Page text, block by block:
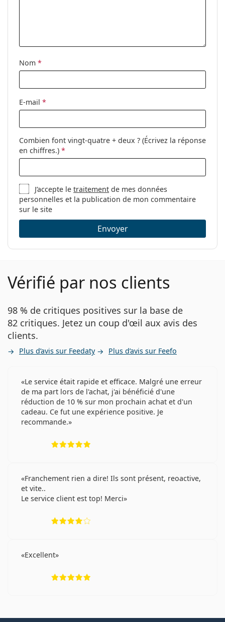
nettoyage:
Oui
Catégorie:
Lunettes de vue
Marque:
Tom Ford
Code:
FT5665-B/V 020 54
Nom *
E-mail *
Combien font vingt-quatre + deux ? (Écrivez la réponse
en chiffres.) *
J’accepte letraitement de mes données
personnelles et la publication de mon commentaire
sur le site
Envoyer
Vérifié par nos clients
98 % de critiques positives sur la base de
82 critiques. Jetez un coup d'œil aux avis des
clients.
Plus d’avis sur Feedaty Plus d’avis sur Feefo
Le service était rapide et efficace. Malgré une erreur
de ma part lors de l'achat, j'ai bénéficié d'une
réduction de 10 % sur mon prochain achat et d'un
cadeau. Ce fut une expérience positive. Je
recommande.
Franchement rien a dire! Ils sont présent, reoactive,
et vite..
Le service client est top! Merci
Excellent